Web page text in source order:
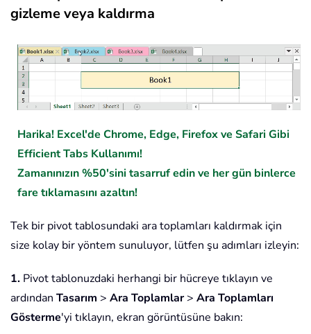
gizleme veya kaldırma
Harika! Excel'de Chrome, Edge, Firefox ve Safari Gibi
Efficient Tabs Kullanımı!
Zamanınızın %50'sini tasarruf edin ve her gün binlerce
fare tıklamasını azaltın!
Tek bir pivot tablosundaki ara toplamları kaldırmak için
size kolay bir yöntem sunuluyor, lütfen şu adımları izleyin:
1. Pivot tablonuzdaki herhangi bir hücreye tıklayın ve
ardından Tasarım > Ara Toplamlar> Ara Toplamları
Gösterme'yi tıklayın, ekran görüntüsüne bakın: